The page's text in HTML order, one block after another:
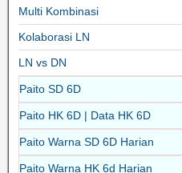
Multi Kombinasi
Kolaborasi LN
LN vs DN
Paito SD 6D
Paito HK 6D | Data HK 6D
Paito Warna SD 6D Harian
Paito Warna HK 6d Harian